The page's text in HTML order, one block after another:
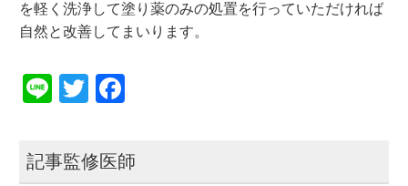
を軽く洗浄して塗り薬のみの処置を行っていただければ
自然と改善してまいります。
LineTwitter
記事監修医師